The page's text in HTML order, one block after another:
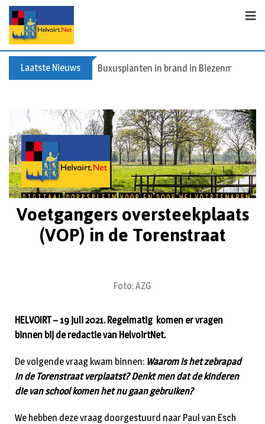
Laatste Nieuws Spreidingswet asielzoekers: hoe zit dat?
Voetgangers oversteekplaats
(VOP) in de Torenstraat
Foto: AZG
HELVOIRT – 19 juli 2021. Regelmatig komen er vragen
binnen bij de redactie van HelvoirtNet.
De volgende vraag kwam binnen: Waarom is het zebrapad
in de Torenstraat verplaatst? Denkt men dat de kinderen
die van school komen het nu gaan gebruiken?
We hebben deze vraag doorgestuurd naar Paul van Esch